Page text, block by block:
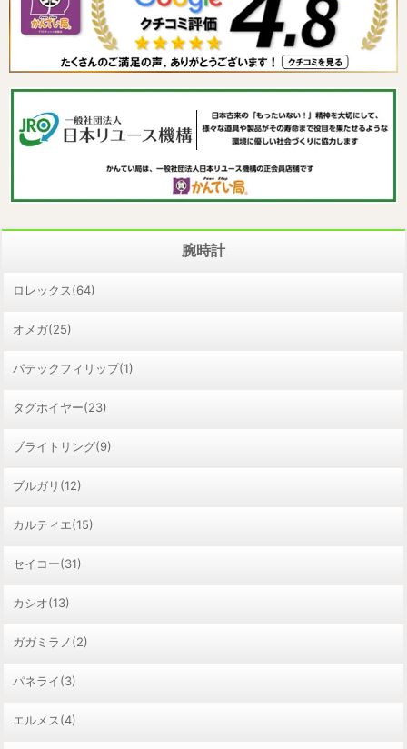
腕時計
ロレックス(64)
オメガ(25)
パテックフィリップ(1)
タグホイヤー(23)
ブライトリング(9)
ブルガリ(12)
カルティエ(15)
セイコー(31)
カシオ(13)
ガガミラノ(2)
パネライ(3)
エルメス(4)